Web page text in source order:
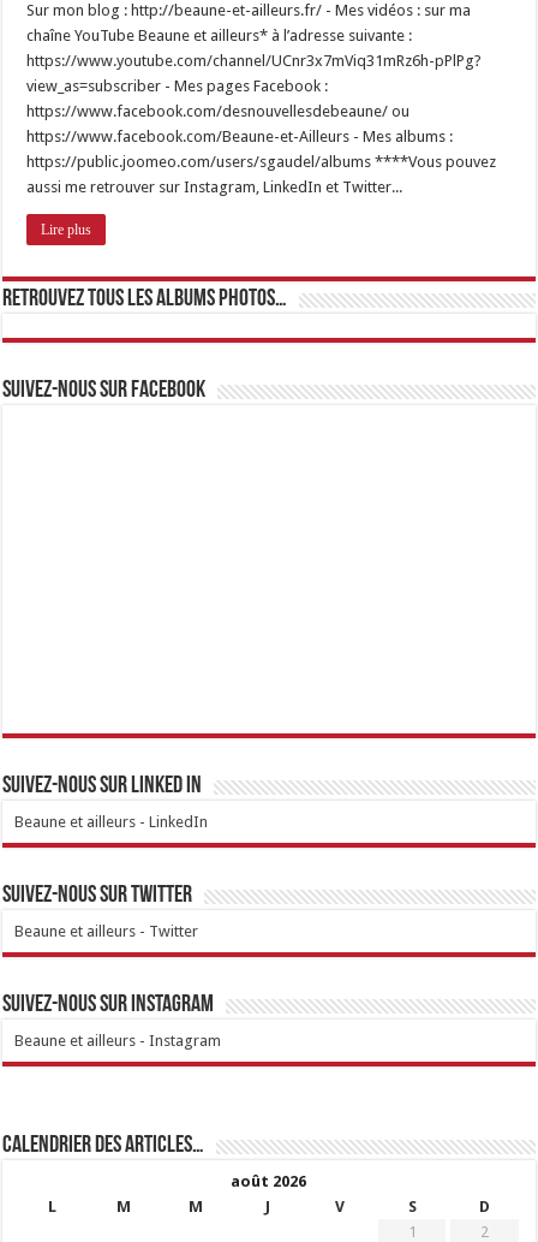
Sur mon blog : http://beaune-et-ailleurs.fr/ - Mes vidéos : sur ma
chaîne YouTube Beaune et ailleurs* à l’adresse suivante :
https://www.youtube.com/channel/UCnr3x7mViq31mRz6h-pPlPg?
view_as=subscriber - Mes pages Facebook :
https://www.facebook.com/desnouvellesdebeaune/ ou
https://www.facebook.com/Beaune-et-Ailleurs - Mes albums :
https://public.joomeo.com/users/sgaudel/albums ****Vous pouvez
aussi me retrouver sur Instagram, LinkedIn et Twitter...
Lire plus
Retrouvez tous les albums photos…
Suivez-nous sur Facebook
Suivez-nous sur linked IN
Beaune et ailleurs - LinkedIn
Suivez-nous sur Twitter
Beaune et ailleurs - Twitter
Suivez-nous sur Instagram
Beaune et ailleurs - Instagram
Calendrier des articles…
août 2026
L
M M J V S
D
1
2